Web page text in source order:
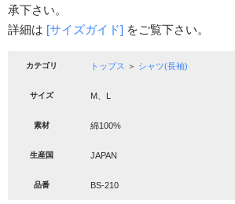
承下さい。
詳細は [サイズガイド] をご覧下さい。
カテゴリ トップス ＞ シャツ(長袖)
サイズ M、L
素材 綿100%
生産国 JAPAN
品番 BS-210